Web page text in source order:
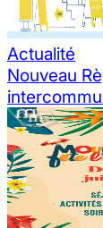
Actualité
Nouveau